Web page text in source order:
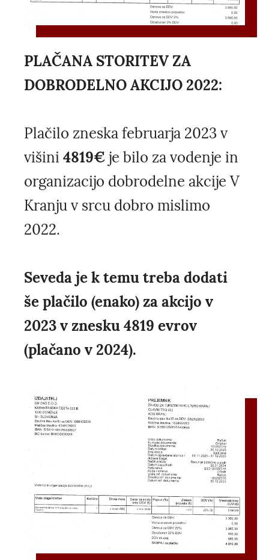
PLAČANA STORITEV ZA
DOBRODELNO AKCIJO 2022:
Plačilo zneska februarja 2023 v
višini 4819€je bilo za vodenje in
organizacijo dobrodelne akcije V
Kranju v srcu dobro mislimo
2022.
Seveda je k temu treba dodati
še plačilo (enako) za akcijo v
2023 v znesku 4819 evrov
(plačano v 2024).